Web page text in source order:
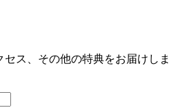
ス、その他の特典をお届けしま